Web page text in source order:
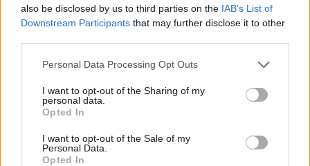
also be disclosed by us to third parties on the IAB’s List of
Downstream Participants that may further disclose it to other
Personal Data Processing Opt Outs
I want to opt-out of the Sharing of my
personal data.
Opted In
I want to opt-out of the Sale of my
Personal Data.
Opted In
TAIP PAT SKAITYKITE